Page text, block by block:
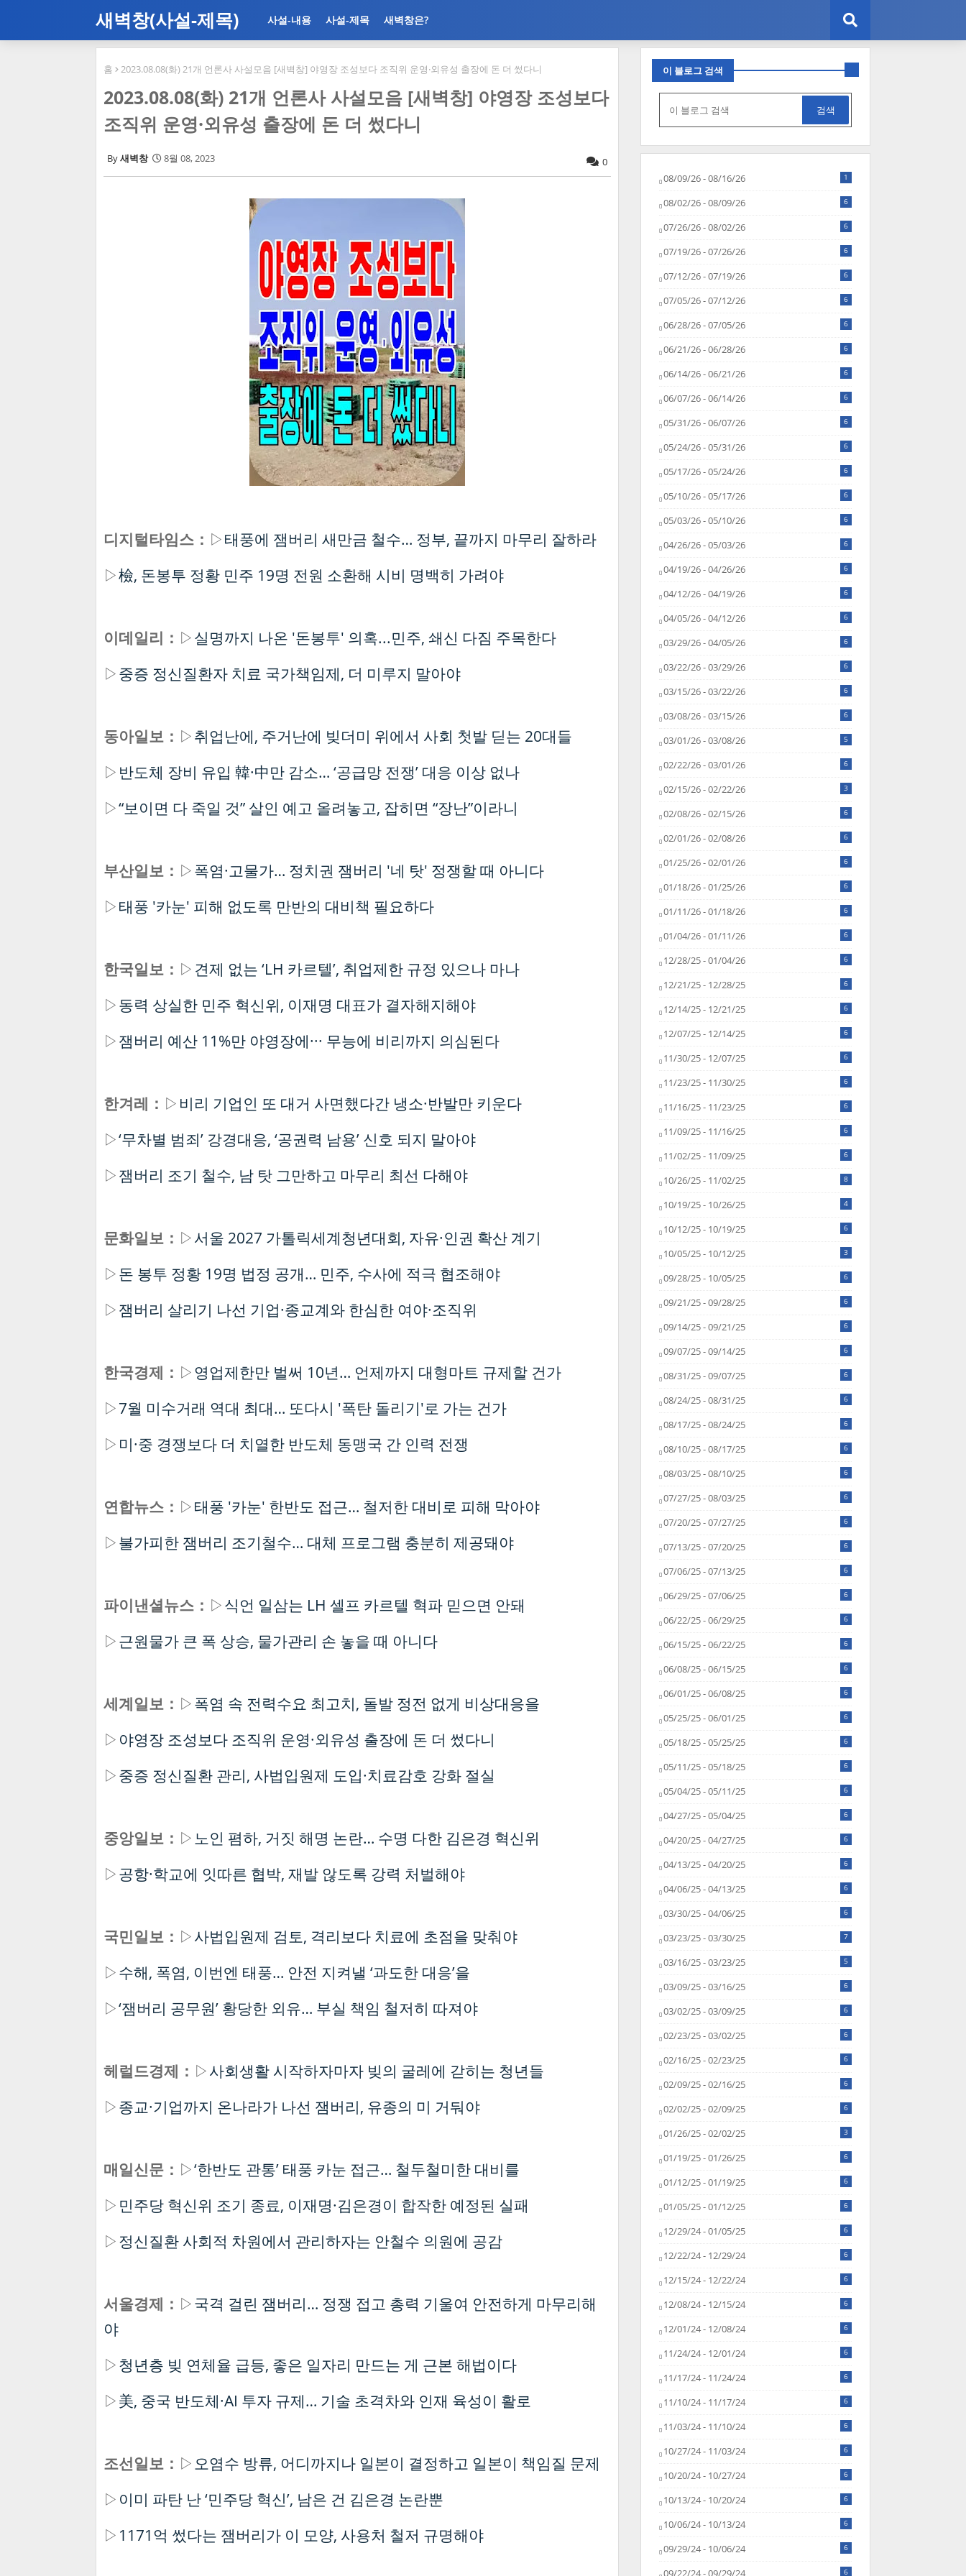
새벽창(사설-제목) 사설-내용 사설-제목 새벽창은?
홈 2023.08.08(화) 21개 언론사 사설모음 [새벽창] 야영장 조성보다 조직위 운영·외유성 출장에 돈 더 썼다니
2023.08.08(화) 21개 언론사 사설모음 [새벽창] 야영장 조성보다
조직위 운영·외유성 출장에 돈 더 썼다니
새벽창 8월 08, 2023 0
디지털타임스： ▷태풍에 잼버리 새만금 철수… 정부, 끝까지 마무리 잘하라
▷檢, 돈봉투 정황 민주 19명 전원 소환해 시비 명백히 가려야
이데일리： ▷실명까지 나온 '돈봉투' 의혹...민주, 쇄신 다짐 주목한다
▷중증 정신질환자 치료 국가책임제, 더 미루지 말아야
동아일보： ▷취업난에, 주거난에 빚더미 위에서 사회 첫발 딛는 20대들
▷ 반도체 장비 유입 韓·中만 감소… ‘공급망 전쟁’ 대응 이상 없나
▷“보이면 다 죽일 것” 살인 예고 올려놓고, 잡히면 “장난”이라니
부산일보： ▷폭염·고물가… 정치권 잼버리 '네 탓' 정쟁할 때 아니다
▷태풍 '카눈' 피해 없도록 만반의 대비책 필요하다
한국일보： ▷ 견제 없는 ‘LH 카르텔’, 취업제한 규정 있으나 마나
▷동력 상실한 민주 혁신위, 이재명 대표가 결자해지해야
▷잼버리 예산 11%만 야영장에··· 무능에 비리까지 의심된다
한겨레： ▷ 비리 기업인 또 대거 사면했다간 냉소·반발만 키운다
▷‘무차별 범죄’ 강경대응, ‘공권력 남용’ 신호 되지 말아야
▷잼버리 조기 철수, 남 탓 그만하고 마무리 최선 다해야
문화일보： ▷서울 2027 가톨릭세계청년대회, 자유·인권 확산 계기
▷돈 봉투 정황 19명 법정 공개… 민주, 수사에 적극 협조해야
▷잼버리 살리기 나선 기업·종교계와 한심한 여야·조직위
한국경제： ▷영업제한만 벌써 10년… 언제까지 대형마트 규제할 건가
▷7월 미수거래 역대 최대… 또다시 '폭탄 돌리기'로 가는 건가
▷ 미·중 경쟁보다 더 치열한 반도체 동맹국 간 인력 전쟁
연합뉴스： ▷태풍 '카눈' 한반도 접근… 철저한 대비로 피해 막아야
▷불가피한 잼버리 조기철수… 대체 프로그램 충분히 제공돼야
파이낸셜뉴스： ▷식언 일삼는 LH 셀프 카르텔 혁파 믿으면 안돼
▷근원물가 큰 폭 상승, 물가관리 손 놓을 때 아니다
세계일보： ▷폭염 속 전력수요 최고치, 돌발 정전 없게 비상대응을
▷ 야영장 조성보다 조직위 운영·외유성 출장에 돈 더 썼다니
▷중증 정신질환 관리, 사법입원제 도입·치료감호 강화 절실
중앙일보： ▷노인 폄하, 거짓 해명 논란… 수명 다한 김은경 혁신위
▷공항·학교에 잇따른 협박, 재발 않도록 강력 처벌해야
국민일보： ▷사법입원제 검토, 격리보다 치료에 초점을 맞춰야
▷수해, 폭염, 이번엔 태풍… 안전 지켜낼 ‘과도한 대응’을
▷‘잼버리 공무원’ 황당한 외유… 부실 책임 철저히 따져야
헤럴드경제： ▷사회생활 시작하자마자 빚의 굴레에 갇히는 청년들
▷종교·기업까지 온나라가 나선 잼버리, 유종의 미 거둬야
매일신문： ▷‘한반도 관통’ 태풍 카눈 접근… 철두철미한 대비를
▷ 민주당 혁신위 조기 종료, 이재명·김은경이 합작한 예정된 실패
▷정신질환 사회적 차원에서 관리하자는 안철수 의원에 공감
서울경제： ▷국격 걸린 잼버리… 정쟁 접고 총력 기울여 안전하게 마무리해
야
▷청년층 빚 연체율 급등, 좋은 일자리 만드는 게 근본 해법이다
▷美, 중국 반도체·AI 투자 규제… 기술 초격차와 인재 육성이 활로
조선일보： ▷오염수 방류, 어디까지나 일본이 결정하고 일본이 책임질 문제
▷ 이미 파탄 난 ‘민주당 혁신’, 남은 건 김은경 논란뿐
▷ 1171억 썼다는 잼버리가 이 모양, 사용처 철저 규명해야
이 블로그 검색
08/09/26 - 08/16/26 1
08/02/26 - 08/09/26 6
07/26/26 - 08/02/26 6
07/19/26 - 07/26/26 6
07/12/26 - 07/19/26 6
07/05/26 - 07/12/26 6
06/28/26 - 07/05/26 6
06/21/26 - 06/28/26 6
06/14/26 - 06/21/26 6
06/07/26 - 06/14/26 6
05/31/26 - 06/07/26 6
05/24/26 - 05/31/26 6
05/17/26 - 05/24/26 6
05/10/26 - 05/17/26 6
05/03/26 - 05/10/26 6
04/26/26 - 05/03/26 6
04/19/26 - 04/26/26 6
04/12/26 - 04/19/26 6
04/05/26 - 04/12/26 6
03/29/26 - 04/05/26 6
03/22/26 - 03/29/26 6
03/15/26 - 03/22/26 6
03/08/26 - 03/15/26 6
03/01/26 - 03/08/26 5
02/22/26 - 03/01/26 6
02/15/26 - 02/22/26 3
02/08/26 - 02/15/26 6
02/01/26 - 02/08/26 6
01/25/26 - 02/01/26 6
01/18/26 - 01/25/26 6
01/11/26 - 01/18/26 6
01/04/26 - 01/11/26 6
12/28/25 - 01/04/26 6
12/21/25 - 12/28/25 6
12/14/25 - 12/21/25 6
12/07/25 - 12/14/25 6
11/30/25 - 12/07/25 6
11/23/25 - 11/30/25 6
11/16/25 - 11/23/25 6
11/09/25 - 11/16/25 6
11/02/25 - 11/09/25 6
10/26/25 - 11/02/25 8
10/19/25 - 10/26/25 4
10/12/25 - 10/19/25 6
10/05/25 - 10/12/25 3
09/28/25 - 10/05/25 6
09/21/25 - 09/28/25 6
09/14/25 - 09/21/25 6
09/07/25 - 09/14/25 6
08/31/25 - 09/07/25 6
08/24/25 - 08/31/25 6
08/17/25 - 08/24/25 6
08/10/25 - 08/17/25 6
08/03/25 - 08/10/25 6
07/27/25 - 08/03/25 6
07/20/25 - 07/27/25 6
07/13/25 - 07/20/25 6
07/06/25 - 07/13/25 6
06/29/25 - 07/06/25 6
06/22/25 - 06/29/25 6
06/15/25 - 06/22/25 6
06/08/25 - 06/15/25 6
06/01/25 - 06/08/25 6
05/25/25 - 06/01/25 6
05/18/25 - 05/25/25 6
05/11/25 - 05/18/25 6
05/04/25 - 05/11/25 6
04/27/25 - 05/04/25 6
04/20/25 - 04/27/25 6
04/13/25 - 04/20/25 6
04/06/25 - 04/13/25 6
03/30/25 - 04/06/25 6
03/23/25 - 03/30/25 7
03/16/25 - 03/23/25 5
03/09/25 - 03/16/25 6
03/02/25 - 03/09/25 6
02/23/25 - 03/02/25 6
02/16/25 - 02/23/25 6
02/09/25 - 02/16/25 6
02/02/25 - 02/09/25 6
01/26/25 - 02/02/25 3
01/19/25 - 01/26/25 6
01/12/25 - 01/19/25 6
01/05/25 - 01/12/25 6
12/29/24 - 01/05/25 6
12/22/24 - 12/29/24 6
12/15/24 - 12/22/24 6
12/08/24 - 12/15/24 6
12/01/24 - 12/08/24 6
11/24/24 - 12/01/24 6
11/17/24 - 11/24/24 6
11/10/24 - 11/17/24 6
11/03/24 - 11/10/24 6
10/27/24 - 11/03/24 6
10/20/24 - 10/27/24 6
10/13/24 - 10/20/24 6
10/06/24 - 10/13/24 6
09/29/24 - 10/06/24 6
09/22/24 - 09/29/24 6